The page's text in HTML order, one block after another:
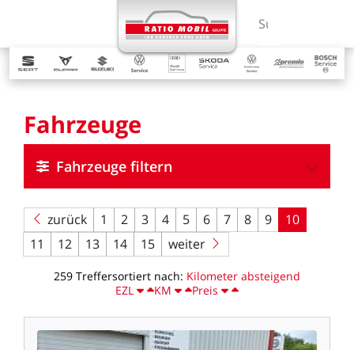
Suchbegriff
Fahrzeuge
Fahrzeuge filtern
zurück 1 2 3 4 5 6 7 8 9
10
11
12 13 14 15 weiter
259 Treffersortiert nach: Kilometer absteigend
EZL
KM Preis